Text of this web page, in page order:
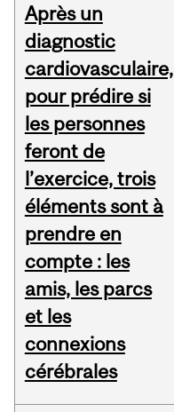
Après un
diagnostic
cardiovasculaire,
pour prédire si
les personnes
feront de
l’exercice, trois
éléments sont à
prendre en
compte : les
amis, les parcs
et les
connexions
cérébrales